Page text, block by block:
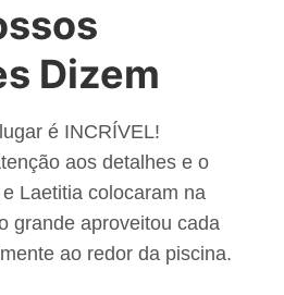
Dizem
é INCRÍVEL!
aos detalhes e o
Laetitia colocaram na
grande aproveitou cada
ao redor da piscina.